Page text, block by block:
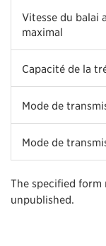
Vitesse du balai
maximal
Capacité de la
Mode de
Mode de
The specified
unpublished.